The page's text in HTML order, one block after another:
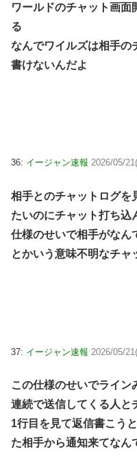
ワールドのチャット画面
る
なんでワイルズは相手の
書けないんだよ
36: イージャン速報 2026/05/
相手とのチャットログを
たいのにチャット打ち込
仕様のせいで相手がなん
とかいう意味不明なチャ
37: イージャン速報 2026/05/
この仕様のせいでライン
連続で送信してくる人と
1行目を見て返信書こう
た相手から通知来てなん